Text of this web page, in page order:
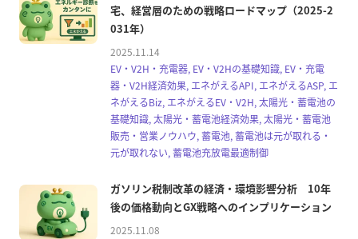
宅、経営層のための戦略ロードマップ（2025-2
031年）
2025.11.14
EV・V2H・充電器, EV・V2Hの基礎知識, EV・充電
器・V2H経済効果, エネがえるAPI, エネがえるASP, エ
ネがえるBiz, エネがえるEV・V2H, 太陽光・蓄電池の
基礎知識, 太陽光・蓄電池経済効果, 太陽光・蓄電池
販売・営業ノウハウ, 蓄電池, 蓄電池は元が取れる・
元が取れない, 蓄電池充放電最適制御
ガソリン税制改革の経済・環境影響分析 10年
後の価格動向とGX戦略へのインプリケーション
2025.11.08